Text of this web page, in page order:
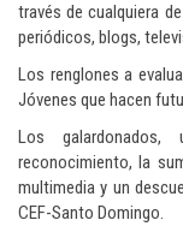
través de cualquiera
periódicos, blogs,
Los renglones a
Jóvenes que hacen
Los
reconocimiento, la
multimedia y un
CEF-Santo Domingo.